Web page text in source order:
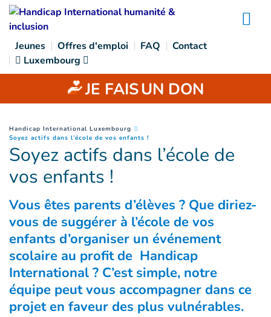
Goto main content
Jeunes Offres d'emploi FAQ
Contact
Luxembourg
JE FAISUN DON
You are here :
Handicap International Luxembourg
Soyez actifs dans l’école de vos enfants !
Soyez actifs dans l’école de
vos enfants !
Vous êtes parents d’élèves ? Que diriez-
vous de suggérer à l’école de vos
enfants d’organiser un événement
scolaire au profit de Handicap
International ? C’est simple, notre
équipe peut vous accompagner dans ce
projet en faveur des plus vulnérables.